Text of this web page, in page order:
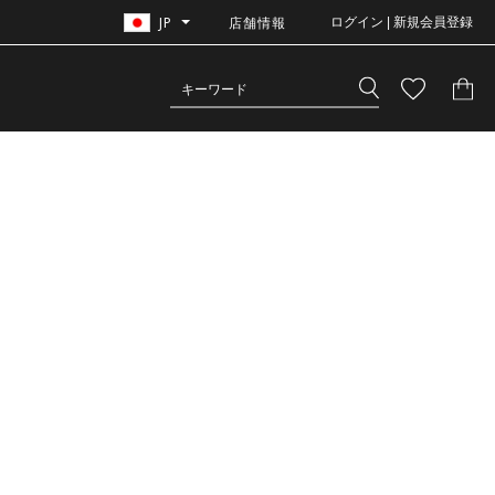
JP 店舗情報 ログイン | 新規会員登録